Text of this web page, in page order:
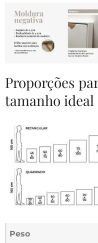
Proporções
tamanho ideal
Peso